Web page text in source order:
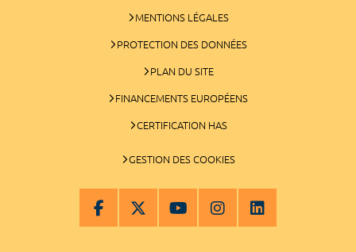
MENTIONS LÉGALES
PROTECTION DES DONNÉES
PLAN DU SITE
FINANCEMENTS EUROPÉENS
CERTIFICATION HAS
GESTION DES COOKIES